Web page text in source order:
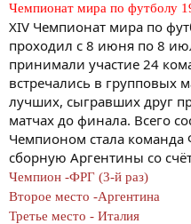
Чемпионат мира по футболу
XIV Чемпионат мира по
проходил с 8 июня по 8
принимали участие 24
встречались в групповых
лучших, сыгравших друг
матчах до финала. Всего
Чемпионом стала
сборную Аргентины со
Чемпион -ФРГ (3-й раз)
Второе место -Аргентина
Третье место - Италия